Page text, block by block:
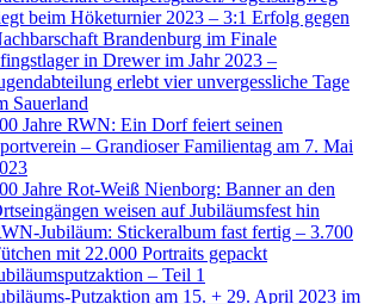
beim Höketurnier 2023 – 3:1 Erfolg gegen
Brandenburg im Finale
in Drewer im Jahr 2023 –
erlebt vier unvergessliche Tage
Sauerland
Jahre RWN: Ein Dorf feiert seinen
– Grandioser Familientag am 7. Mai
Jahre Rot-Weiß Nienborg: Banner an den
weisen auf Jubiläumsfest hin
Jubiläum: Stickeralbum fast fertig – 3.700
mit 22.000 Portraits gepackt
– Teil 1
Putzaktion am 15. + 29. April 2023 im